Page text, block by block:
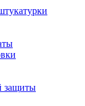
защиты